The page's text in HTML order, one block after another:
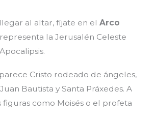
al altar, fíjate en el Arco
la Jerusalén Celeste
Cristo rodeado de ángeles,
Bautista y Santa Práxedes. A
figuras como Moisés o el profeta